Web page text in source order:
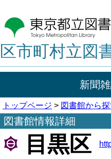
区市町村立図
新聞
トップページ > 図書館から
図書館情報詳細
目黒区